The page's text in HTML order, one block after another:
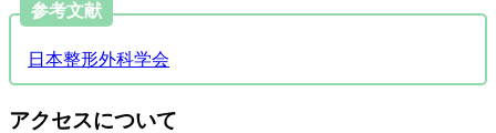
参考文献
日本整形外科学会
アクセスについて